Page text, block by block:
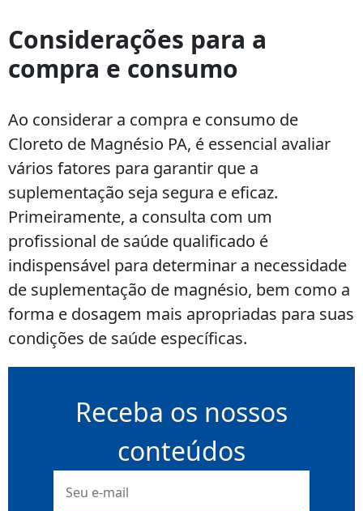
Considerações para a
compra e consumo
Ao considerar a compra e consumo de
Cloreto de Magnésio PA, é essencial avaliar
vários fatores para garantir que a
suplementação seja segura e eficaz.
Primeiramente, a consulta com um
profissional de saúde qualificado é
indispensável para determinar a necessidade
de suplementação de magnésio, bem como a
forma e dosagem mais apropriadas para suas
condições de saúde específicas.
Receba os nossos
conteúdos
mail